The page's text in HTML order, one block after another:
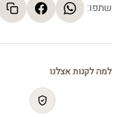
שתפו:
למה לקנות אצלנו